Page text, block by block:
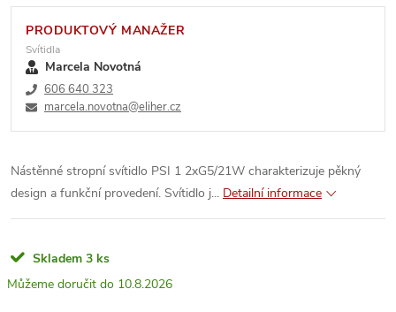
PRODUKTOVÝ MANAŽER
Svítidla
Marcela Novotná
606 640 323
marcela.novotna@eliher.cz
Nástěnné stropní svítidlo PSI 1 2xG5/21W charakterizuje pěkný
design a funkční provedení. Svítidlo j... Detailní informace
Skladem 3 ks
10.8.2026